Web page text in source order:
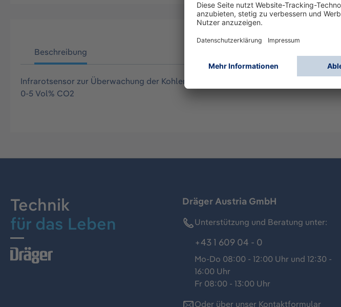
Beschreibung
Infrarotsensor zur Überwachung der Kohlenstoffdioxid-Konzentration in der
0-5 Vol% CO2
Technik
für das Leben
Dräger Austria GmbH
Unterstützung und Beratung unter:
+43 1 609 04 - 0
Mo-Do 08:00 - 12:00 Uhr und 12:30 -
16:00 Uhr
Fr 08:00 - 13:00 Uhr
Oder über unser Kontaktformular